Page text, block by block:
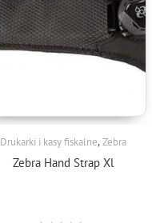
Drukarki i kasy fiskalne,Zebra
Zebra Hand Strap Xl